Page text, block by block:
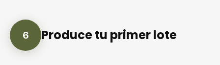
6 Produce tu primer lote